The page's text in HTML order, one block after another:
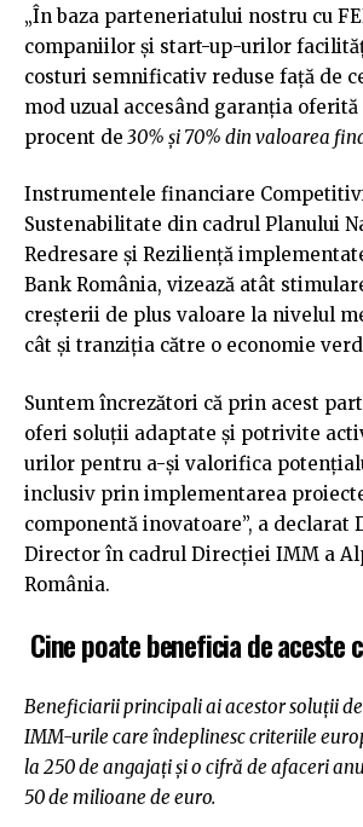
„În baza parteneriatului nostru cu
companiilor și start-up-urilor
costuri semnificativ reduse față de
mod uzual accesând garanția oferită
procent de 30% și 70% din valoarea
Instrumentele financiare
Sustenabilitate din cadrul Planului
Redresare și Reziliență
Bank România, vizează atât
creșterii de plus valoare la nivelul
cât și tranziția către o economie
Suntem încrezători că prin acest
oferi soluții adaptate și potrivite
urilor pentru a-și valorifica
inclusiv prin implementarea
componentă inovatoare”, a declarat
Director în cadrul Direcției IMM a
România.
Cine poate beneficia de aceste
Beneficiarii principali ai acestor soluții
IMM-urile care îndeplinesc criteriile
la 250 de angajați și o cifră de afaceri
50 de milioane de euro.